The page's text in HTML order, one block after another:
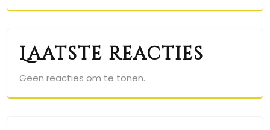
Laatste reacties
Geen reacties om te tonen.